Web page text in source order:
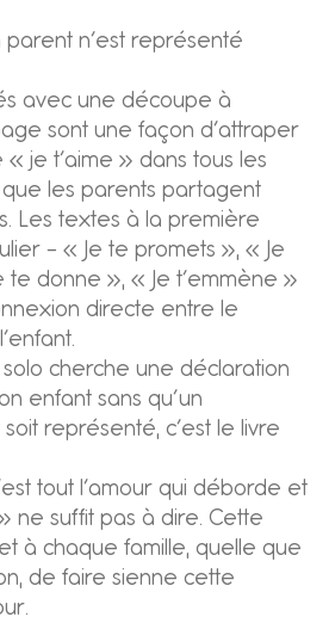
parent n’est représenté
avec une découpe à
sont une façon d’attraper
« je t’aime » dans tous les
les parents partagent
Les textes à la première
– « Je te promets », « Je
te donne », « Je t’emmène »
directe entre le
cherche une déclaration
enfant sans qu’un
représenté, c’est le livre
tout l’amour qui déborde et
ne suffit pas à dire. Cette
à chaque famille, quelle que
de faire sienne cette